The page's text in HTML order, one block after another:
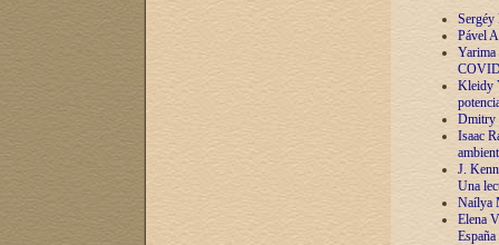
Sergéy
Pável
Yarima
Kleidy
Dmitry
Isaac
J.
Una
Naílya
Elena
España